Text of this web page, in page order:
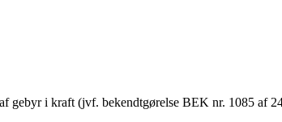
i kraft (jvf. bekendtgørelse BEK nr. 1085 af